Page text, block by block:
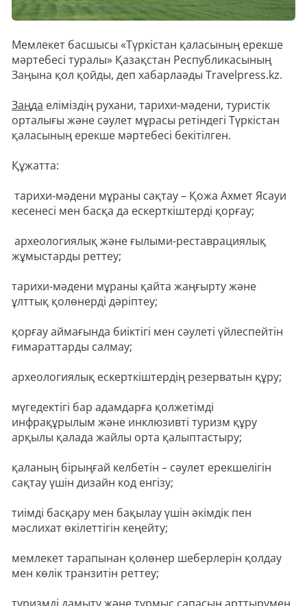
Мемлекет басшысы «Түркістан қаласының ерекше
мәртебесі туралы» Қазақстан Республикасының
Заңына қол қойды, деп хабарлаәды Travelpress.kz.
Заңда еліміздің рухани, тарихи-мәдени, туристік
орталығы және сәулет мұрасы ретіндегі Түркістан
қаласының ерекше мәртебесі бекітілген.
Құжатта:
тарихи-мәдени мұраны сақтау – Қожа Ахмет Ясауи
кесенесі мен басқа да ескерткіштерді қорғау;
археологиялық және ғылыми-реставрациялық
жұмыстарды реттеу;
тарихи-мәдени мұраны қайта жаңғырту және
ұлттық қолөнерді дәріптеу;
қорғау аймағында биіктігі мен сәулеті үйлеспейтін
ғимараттарды салмау;
археологиялық ескерткіштердің резерватын құру;
мүгедектігі бар адамдарға қолжетімді
инфрақұрылым және инклюзивті туризм құру
арқылы қалада жайлы орта қалыптастыру;
қаланың бірыңғай келбетін – сәулет ерекшелігін
сақтау үшін дизайн код енгізу;
тиімді басқару мен бақылау үшін әкімдік пен
мәслихат өкілеттігін кеңейту;
мемлекет тарапынан қолөнер шеберлерін қолдау
мен көлік транзитін реттеу;